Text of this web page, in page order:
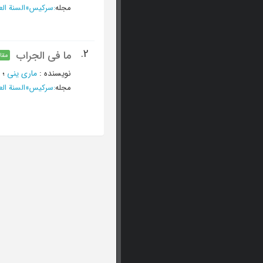
مجله:سرکیس»السنة العاشرة، 15 یولیو و
2. ما فی الجراب
نویسنده : ماری ینی ؛
مجله:سرکیس»السنة العاشرة، 15